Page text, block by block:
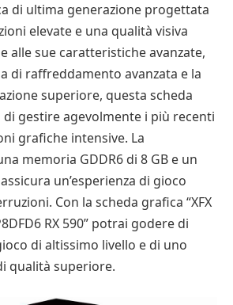
di ultima generazione progettata
elevate e una qualità visiva
alle sue caratteristiche avanzate,
di raffreddamento avanzata e la
superiore, questa scheda
gestire agevolmente i più recenti
grafiche intensive. La
memoria GDDR6 di 8 GB e un
un’esperienza di gioco
Con la scheda grafica “XFX
RX 590” potrai godere di
di altissimo livello e di uno
qualità superiore.